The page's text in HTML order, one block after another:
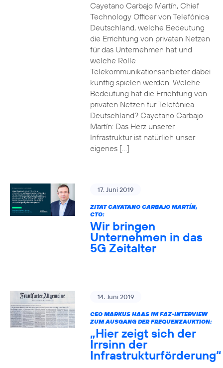
Cayetano Carbajo Martín, Chief
Technology Officer von Telefónica
Deutschland, welche Bedeutung
die Errichtung von privaten Netzen
für das Unternehmen hat und
welche Rolle
Telekommunikationsanbieter dabei
künftig spielen werden. Welche
Bedeutung hat die Errichtung von
privaten Netzen für Telefónica
Deutschland? Cayetano Carbajo
Martín: Das Herz unserer
Infrastruktur ist natürlich unser
eigenes […]
17. Juni 2019
ZITAT CAYATANO CARBAJO MARTÍN,
CTO:
Wir bringen
Unternehmen in das
5G Zeitalter
14. Juni 2019
CEO MARKUS HAAS IM FAZ-INTERVIEW
ZUM AUSGANG DER FREQUENZAUKTION:
„Hier zeigt sich der
Irrsinn der
Infrastrukturförderung“